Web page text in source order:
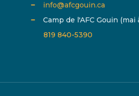
info@afcgouin.ca
Camp de l'AFC Gouin
819 840-5390